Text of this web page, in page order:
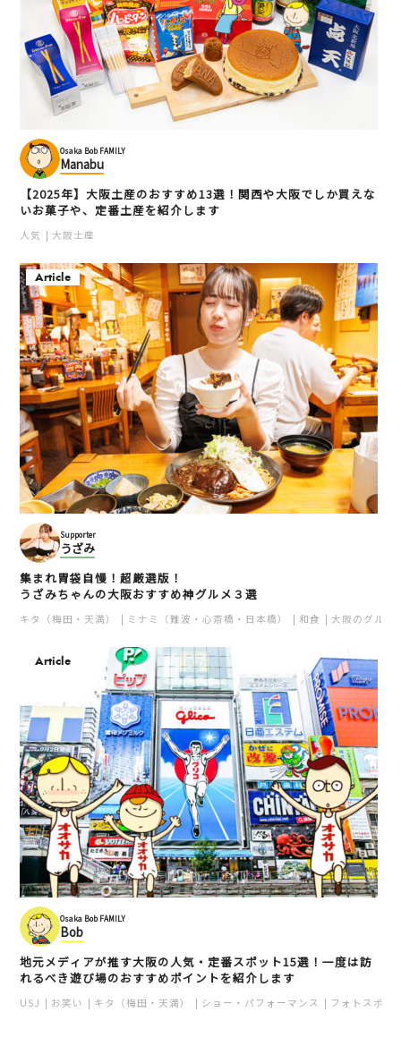
Osaka Bob FAMILY
Manabu
【2025年】大阪土産のおすすめ13選！関西や大阪でしか買えな
いお菓子や、定番土産を紹介します
人気 大阪土産
Article
Supporter
うざみ
集まれ胃袋自慢！超厳選版！
うざみちゃんの大阪おすすめ神グルメ３選
キタ（梅田・天満） ミナミ（難波・心斎橋・日本橋） 和食 大阪のグルメ
Article
Osaka Bob FAMILY
Bob
地元メディアが推す大阪の人気・定番スポット15選！一度は訪
れるべき遊び場のおすすめポイントを紹介します
USJ お笑い キタ（梅田・天満） ショー・パフォーマンス フォトスポッ